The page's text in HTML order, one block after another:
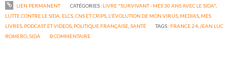
LIEN PERMANENT CATÉGORIES : LIVRE "SURVIVANT - MES 30 ANS AVEC LE SIDA",
LUTTE CONTRE LE SIDA, ELCS, CNS ET CRIPS L'ÉVOLUTION DE MON VIRUS MEDIAS MES
LIVRES PODCAST ET VIDEOS POLITIQUE FRANÇAISE ,SANTÉ TAGS : FRANCE 24 JEAN LUC
ROMERO ,SIDA 0COMMENTAIRE